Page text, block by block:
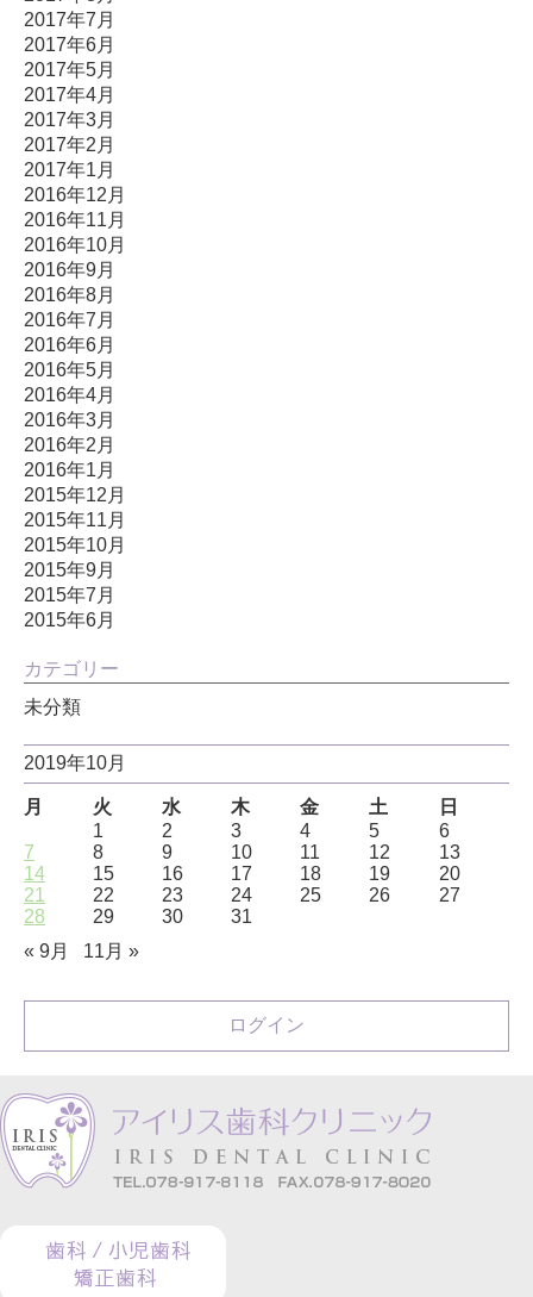
2017年7月
2017年6月
2017年5月
2017年4月
2017年3月
2017年2月
2017年1月
2016年12月
2016年11月
2016年10月
2016年9月
2016年8月
2016年7月
2016年6月
2016年5月
2016年4月
2016年3月
2016年2月
2016年1月
2015年12月
2015年11月
2015年10月
2015年9月
2015年7月
2015年6月
カテゴリー
未分類
2019年10月
月 火 水 木 金 土
日
1
2 3 4 5
6
7
8 9 10 11 12
13
14
15 16 17 18 19
20
21
22 23 24 25 26
27
28
29 30
31
« 9月
11月 »
ログイン